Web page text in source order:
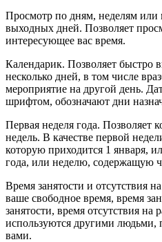
Просмотр по дням, неделям или
выходных дней. Позволяет
интересующее вас время.
Календарик. Позволяет быстро
несколько дней, в том числе
мероприятие на другой день.
шрифтом, обозначают дни
Первая неделя года. Позволяет
недель. В качестве первой
которую приходится 1 января,
года, или неделю, содержащую
Время занятости и отсутствия
ваше свободное время, время
занятости, время отсутствия на
используются другими
вами.